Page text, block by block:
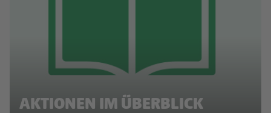
AKTIONEN IM ÜBERBLICK